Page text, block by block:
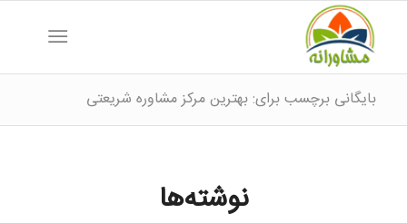
بایگانی برچسب برای: بهترین مرکز مشاوره شریعتی
نوشته‌ها